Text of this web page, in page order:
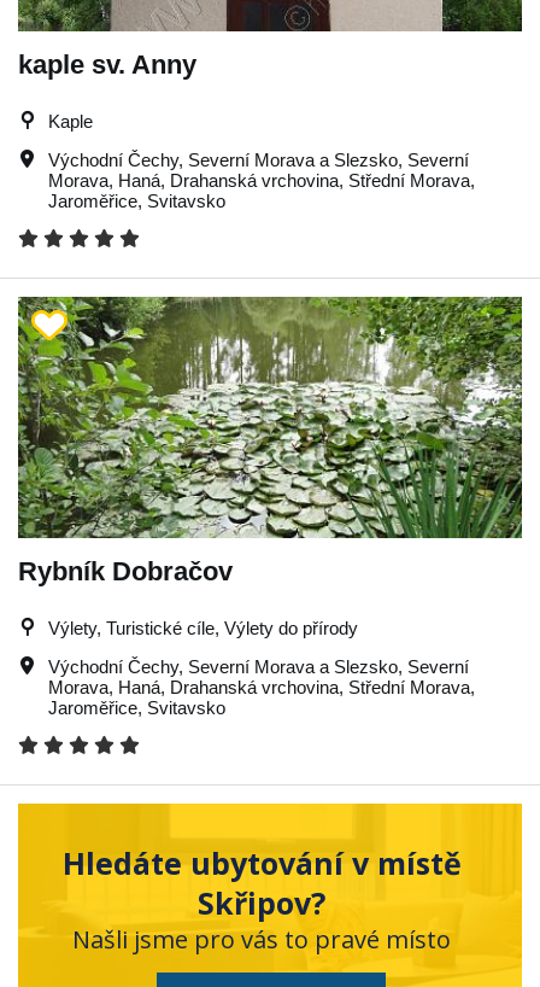
kaple sv. Anny
Kaple
Východní Čechy, Severní Morava a Slezsko, Severní
Morava, Haná, Drahanská vrchovina, Střední Morava,
Jaroměřice, Svitavsko
Rybník Dobračov
Výlety, Turistické cíle, Výlety do přírody
Východní Čechy, Severní Morava a Slezsko, Severní
Morava, Haná, Drahanská vrchovina, Střední Morava,
Jaroměřice, Svitavsko
Hledáte ubytování v místě
Skřipov?
Našli jsme pro vás to pravé místo